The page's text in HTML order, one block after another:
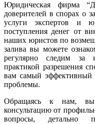
Юридическая фирма
доверителей в спорах о
услуги экспертов и
поступления денег от
наших юристов по
залива вы можете
регулярно следим за
практикой разрешения
вам самый
проблемы.
Обращаясь к нам, вы
консультацию от
вопросы, детально